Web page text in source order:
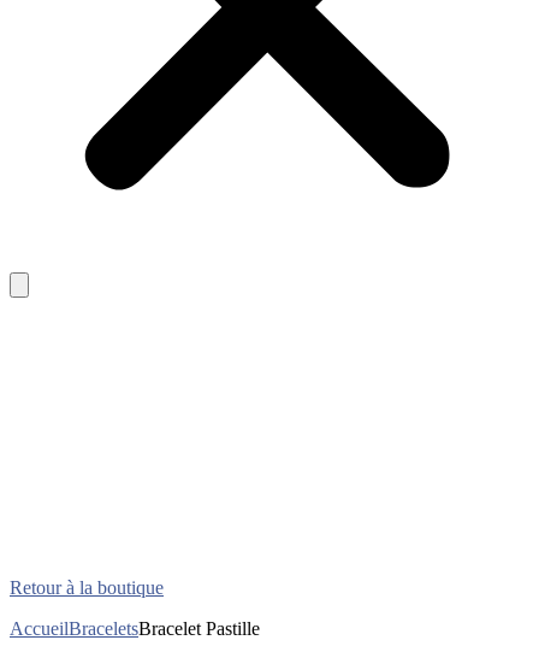
Retour à la boutique
AccueilBraceletsBracelet Pastille